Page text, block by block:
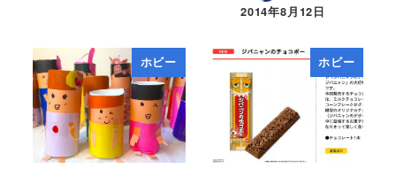
2014年8月12日
ホビー ホビー